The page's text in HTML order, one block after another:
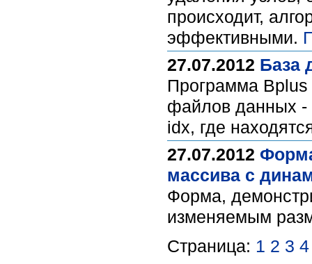
происходит,
эффективными.
27.07.2012 База
Программа
файлов данных -
idx, где
27.07.2012
массива с
Форма,
изменяемым
Страница: 1 2 3 4